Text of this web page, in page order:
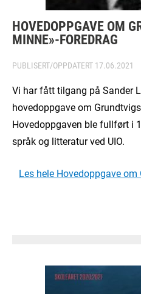
HOVEDOPPGAVE OM
MINNE»-FOREDRAG
PUBLISERT/OPPDATERT 17.06.2021
Vi har fått tilgang på Sander
hovedoppgave om
Hovedoppgaven ble fullført i
språk og litteratur ved UIO.
Les hele Hovedoppgave